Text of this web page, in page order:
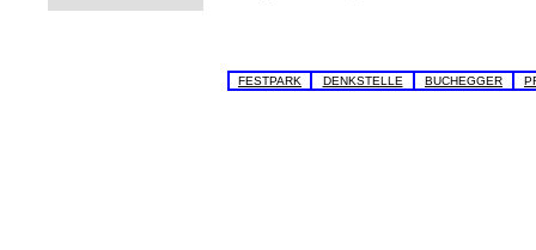
FESTPARK DENKSTELLE BUCHEGGER